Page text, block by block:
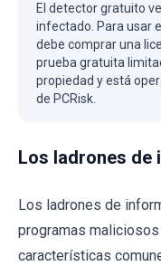
El detector gratuito
infectado. Para usar
debe comprar una
prueba gratuita
propiedad y está
de PCRisk.
Los ladrones de
Los ladrones de
programas
características